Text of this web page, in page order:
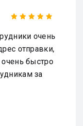
очень
отправки,
быстро
за